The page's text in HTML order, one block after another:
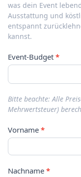
was dein Event
Ausstattung und
entspannt
kannst.
Event-Budget *
Bitte beachte: Alle
Mehrwertsteuer)
Vorname *
Nachname *